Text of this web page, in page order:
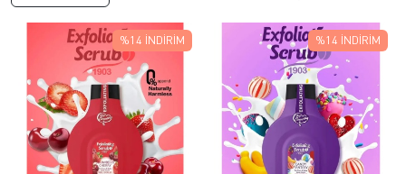
%14 İNDIRIM %14 İNDIRIM